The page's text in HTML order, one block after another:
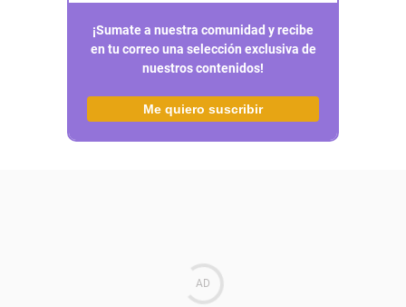
¡Sumate a nuestra comunidad y recibe
en tu correo una selección exclusiva de
nuestros contenidos!
Me quiero suscribir